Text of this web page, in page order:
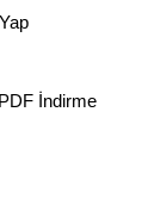
PDF İndirme